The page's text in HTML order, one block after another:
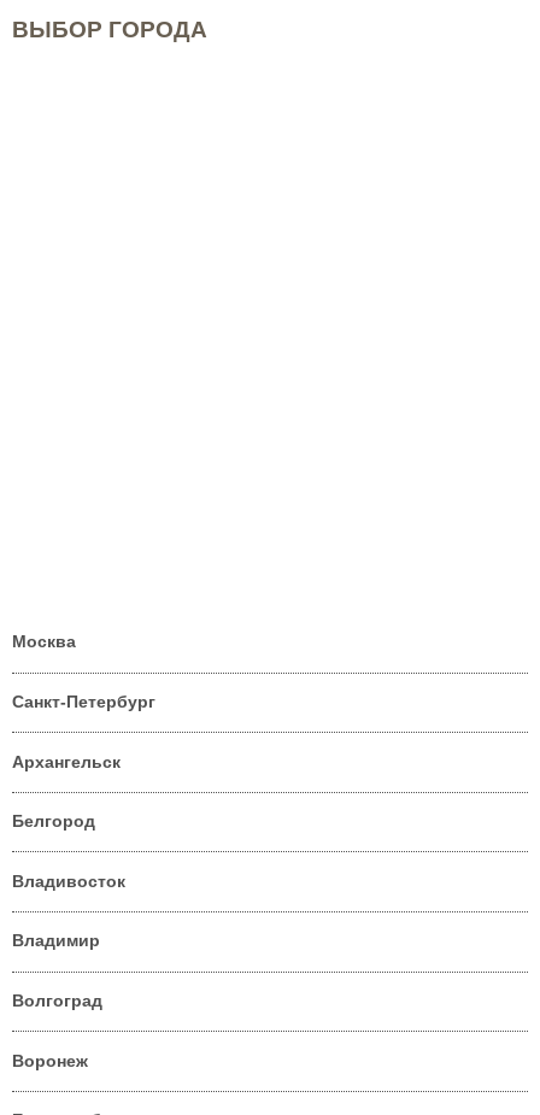
ВЫБОР ГОРОДА
Москва
Санкт-Петербург
Архангельск
Белгород
Владивосток
Владимир
Волгоград
Воронеж